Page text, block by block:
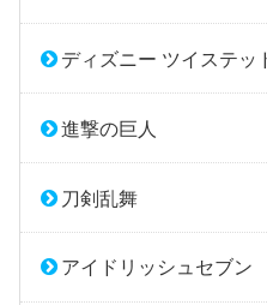
ディズニー ツイステッ
進撃の巨人
刀剣乱舞
アイドリッシュセブン